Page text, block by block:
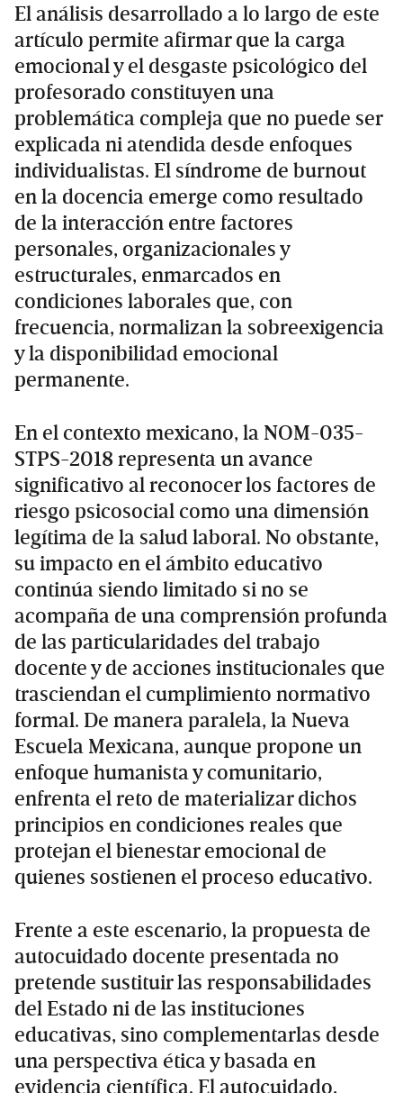
El análisis desarrollado a lo largo de este
artículo permite afirmar que la carga
emocional y el desgaste psicológico del
profesorado constituyen una
problemática compleja que no puede ser
explicada ni atendida desde enfoques
individualistas. El síndrome de burnout
en la docencia emerge como resultado
de la interacción entre factores
personales, organizacionales y
estructurales, enmarcados en
condiciones laborales que, con
frecuencia, normalizan la sobreexigencia
y la disponibilidad emocional
permanente.
En el contexto mexicano, la NOM-035-
STPS-2018 representa un avance
significativo al reconocer los factores de
riesgo psicosocial como una dimensión
legítima de la salud laboral. No obstante,
su impacto en el ámbito educativo
continúa siendo limitado si no se
acompaña de una comprensión profunda
de las particularidades del trabajo
docente y de acciones institucionales que
trasciendan el cumplimiento normativo
formal. De manera paralela, la Nueva
Escuela Mexicana, aunque propone un
enfoque humanista y comunitario,
enfrenta el reto de materializar dichos
principios en condiciones reales que
protejan el bienestar emocional de
quienes sostienen el proceso educativo.
Frente a este escenario, la propuesta de
autocuidado docente presentada no
pretende sustituir las responsabilidades
del Estado ni de las instituciones
educativas, sino complementarlas desde
una perspectiva ética y basada en
evidencia científica. El autocuidado,